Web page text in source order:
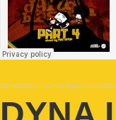
Dynablaster· Conscious